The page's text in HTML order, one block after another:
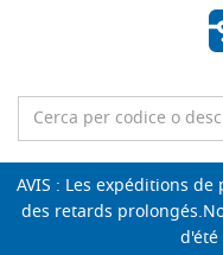
AVIS : Les expéditions
des retards